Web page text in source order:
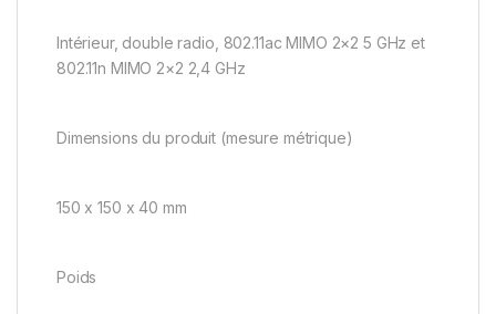
Intérieur, double radio, 802.11ac MIMO 2×2 5 GHz et
802.11n MIMO 2×2 2,4 GHz
Dimensions du produit (mesure métrique)
150 x 150 x 40 mm
Poids